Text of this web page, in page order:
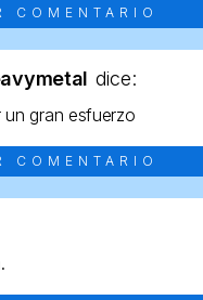
COMENTARIO
dice:
gran esfuerzo
COMENTARIO